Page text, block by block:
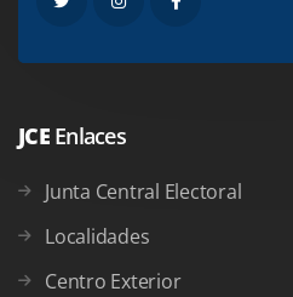
JCE Enlaces
Junta Central Electoral
Localidades
Centro Exterior